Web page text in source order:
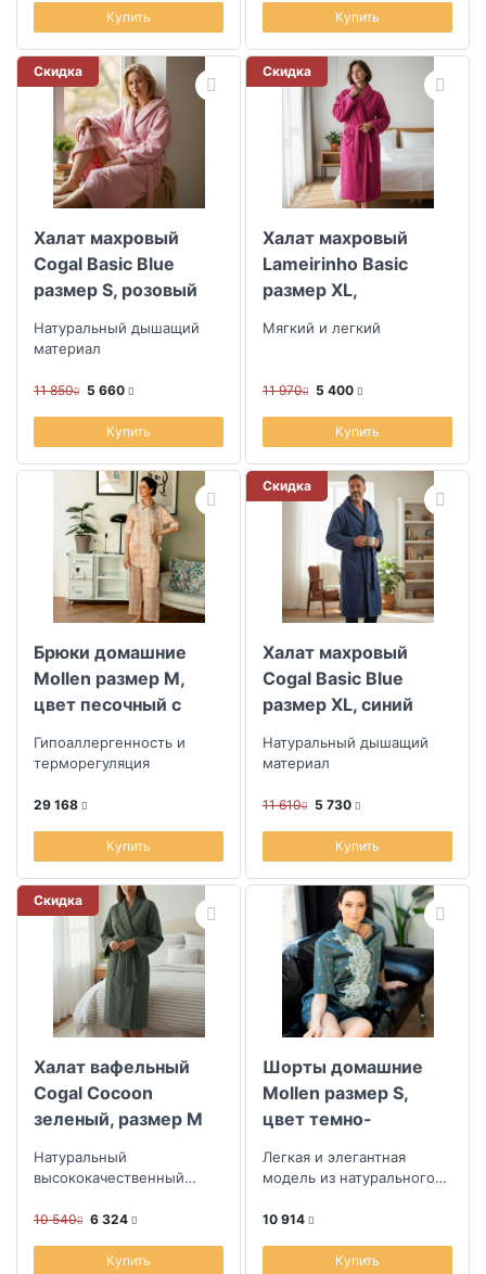
Купить Купить
Скидка
Халат махровый
Cogal Basic Blue
размер S, розовый
Натуральный дышащий
материал
11 850 5 660
Купить
Скидка
Халат махровый
Lameirinho Basic
размер XL,
Мягкий и легкий
11 970 5 400
Купить
Брюки домашние
Mollen размер M,
цвет песочный с
Гипоаллергенность и
терморегуляция
29 168
Купить
Скидка
Халат махровый
Cogal Basic Blue
размер XL, синий
Натуральный дышащий
материал
11 610 5 730
Купить
Скидка
Халат вафельный
Cogal Cocoon
зеленый, размер M
Натуральный
высококачественный
10 540 6 324
Купить
Шорты домашние
Mollen размер S,
цвет темно-
горох
Легкая и элегантная
модель из натурального
10 914
Купить